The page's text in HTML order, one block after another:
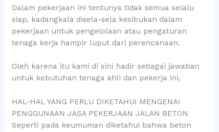
Dalam pekerjaan ini tentunya tidak semua selalu
siap, kadangkala disela-sela kesibukan dalam
pekerjaan untuk pengelolaan atau pengaturan
tenaga kerja hampir luput dari perencanaan.
Oleh karena itu kami di sini hadir sebagai jawaban
untuk kebutuhan tenaga ahli dan pekerja ini,
HAL-HAL YANG PERLU DIKETAHUI MENGENAI
PENGGUNAAN JASA PEKERJAAN JALAN BETON
Seperti pada keumuman diketahui bahwa beton